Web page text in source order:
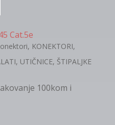
Cat.5e
, KONEKTORI,
UTIČNICE, ŠTIPALJKE
100kom i